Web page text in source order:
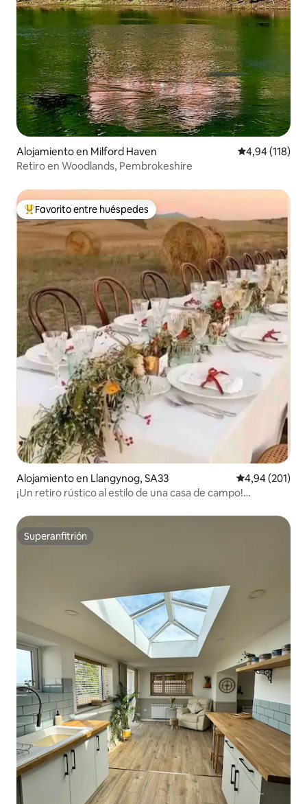
Alojamiento en Milford Haven Calificación
4,94 (118)
Retiro en Woodlands, Pembrokeshire
Favorito entre los huéspedes más destacados
Favorito entre huéspedes
Alojamiento en Llangynog, SA33 Calificación
4,94 (201)
¡Un retiro rústico al estilo de una casa de campo!
Superanfitrión
Superanfitrión